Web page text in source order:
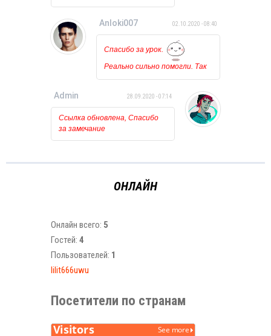
Anloki007 02.10.2020 - 08:40
Спасибо за урок.
Реально сильно помогли. Так
Admin 28.09.2020 - 07:14
Ссылка обновлена, Спасибо
за замечание
ОНЛАЙН
Онлайн всего: 5
Гостей: 4
Пользователей: 1
lilit666uwu
Посетители по странам